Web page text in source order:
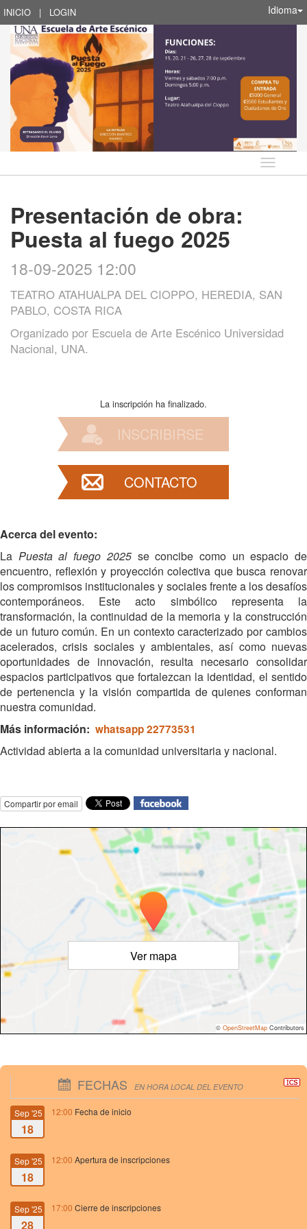
INICIO | LOGIN Idioma
Idioma
Presentación de obra:
Puesta al fuego 2025
18-09-2025 12:00
TEATRO ATAHUALPA DEL CIOPPO, HEREDIA, SAN
PABLO, COSTA RICA
Organizado por Escuela de Arte Escénico Universidad
Nacional, UNA.
La inscripción ha finalizado.
INSCRIBIRSE
CONTACTO
Acerca del evento:
La Puesta al fuego 2025se concibe como un espacio de
encuentro, reflexión y proyección colectiva que busca renovar
los compromisos institucionales y sociales frente a los desafíos
contemporáneos. Este acto simbólico representa la
transformación, la continuidad de la memoria y la construcción
de un futuro común. En un contexto caracterizado por cambios
acelerados, crisis sociales y ambientales, así como nuevas
oportunidades de innovación, resulta necesario consolidar
espacios participativos que fortalezcan la identidad, el sentido
de pertenencia y la visión compartida de quienes conforman
nuestra comunidad.
Más información: whatsapp 22773531
Actividad abierta a la comunidad universitaria y nacional.
Compartir por email
Ver mapa
© OpenStreetMap Contributors
FECHAS EN HORA LOCAL DEL EVENTO
Sep '25
18
12:00 Fecha de inicio
Sep '25
18
12:00 Apertura de inscripciones
Sep '25
28
17:00 Cierre de inscripciones